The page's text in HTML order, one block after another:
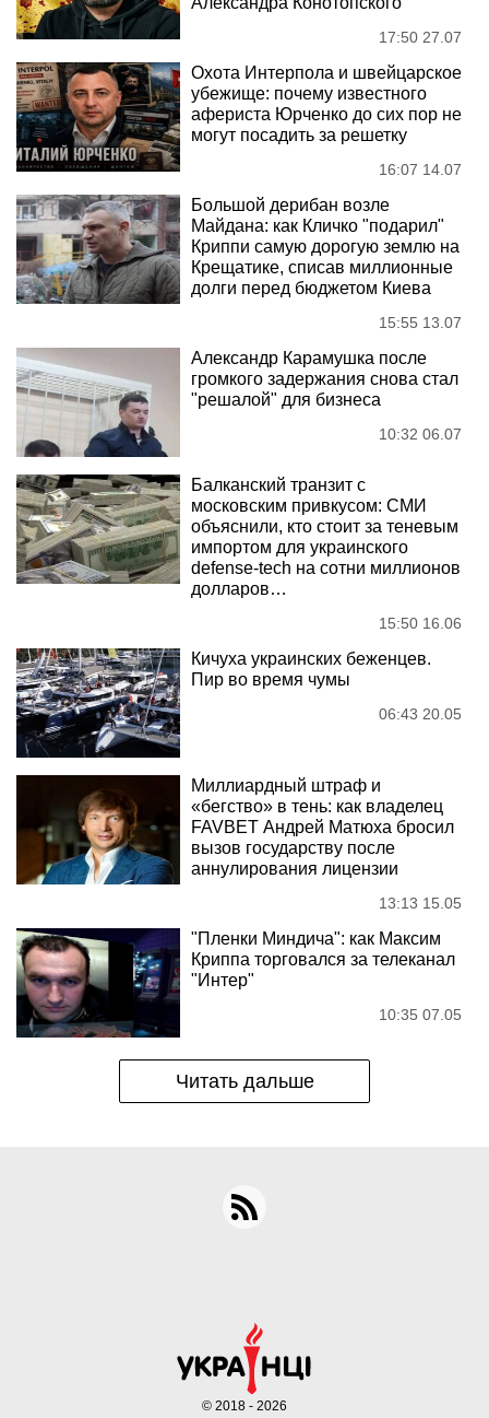
17:50 27.07
Охота Интерпола и швейцарское
убежище: почему известного
афериста Юрченко до сих пор не
могут посадить за решетку
16:07 14.07
Большой дерибан возле
Майдана: как Кличко "подарил"
Криппи самую дорогую землю на
Крещатике, списав миллионные
долги перед бюджетом Киева
15:55 13.07
Александр Карамушка после
громкого задержания снова стал
"решалой" для бизнеса
10:32 06.07
Балканский транзит с
московским привкусом: СМИ
объяснили, кто стоит за теневым
импортом для украинского
defense-tech на сотни миллионов
долларов…
15:50 16.06
Кичуха украинских беженцев.
Пир во время чумы
06:43 20.05
Миллиардный штраф и
«бегство» в тень: как владелец
FAVBET Андрей Матюха бросил
вызов государству после
аннулирования лицензии
13:13 15.05
"Пленки Миндича": как Максим
Криппа торговался за телеканал
"Интер"
10:35 07.05
Читать дальше
© 2018 - 2026